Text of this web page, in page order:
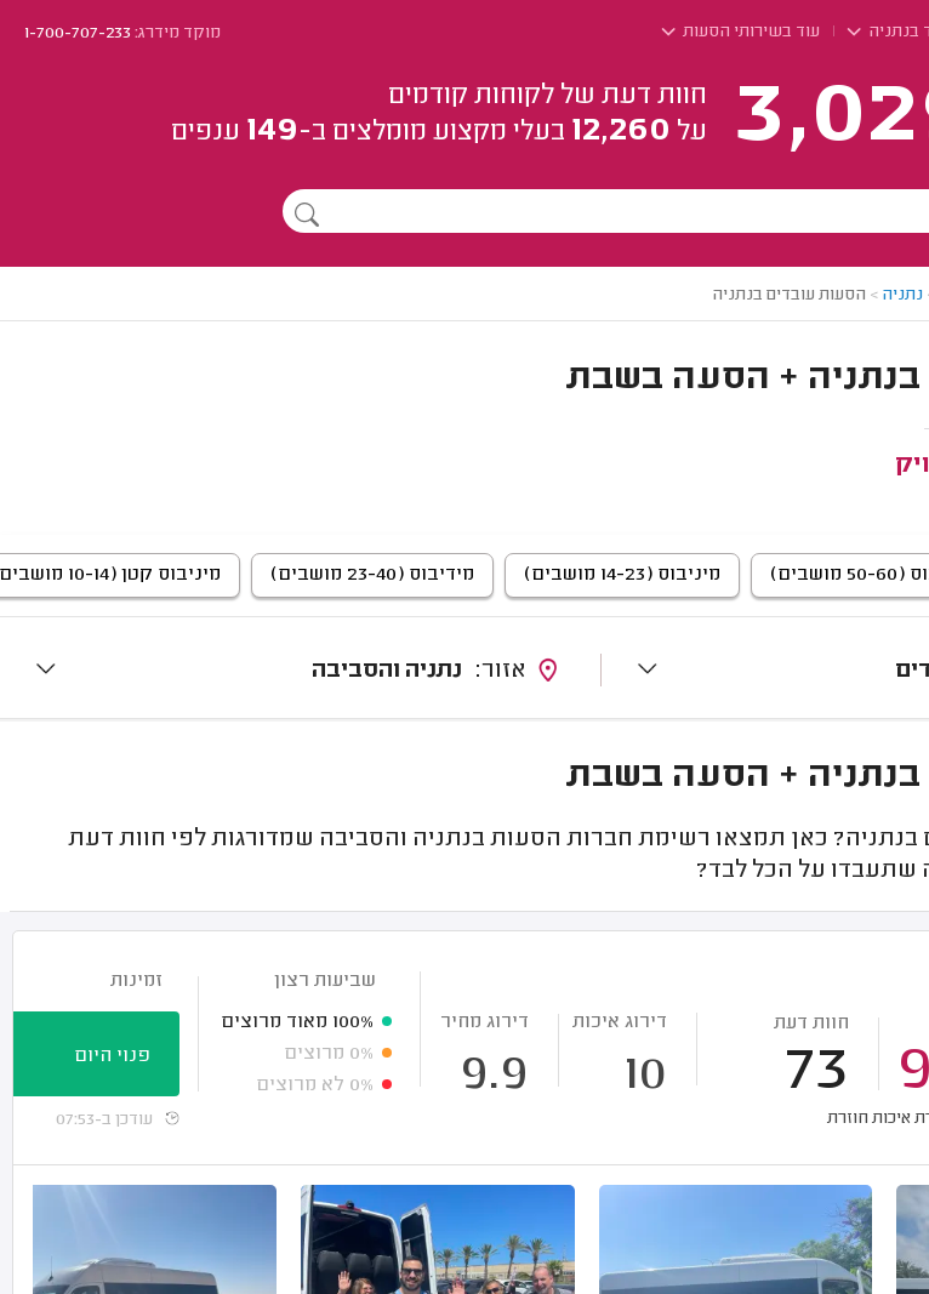
בנתניה עוד בשירותי הסעות מוקד מידרג:1-700-707-233
חוות דעת של לקוחות קודמים
על 12,260 בעלי מקצוע מומלצים ב-149 ענפים
נתניה > הסעות עובדים בנתניה
בנתניה + הסעה בשבת
מושבים) מיניבוס (14-23 מושבים) מידיבוס (23-40 מושבים) מיניבוס קטן (10-14 מושבים)
נתניה והסביבה
בנתניה + הסעה בשבת
כאן תמצאו רשימת חברות הסעות בנתניה והסביבה שמדורגות לפי חוות דעת
שתעבדו על הכל לבד?
חוות דעת
73
דירוג איכות
10
דירוג מחיר
9.9
איכות חוזרת
שביעות רצון
100% מאוד מרוצים
0% מרוצים
0% לא מרוצים
זמינות
פנוי היום
עודכן ב-07:53